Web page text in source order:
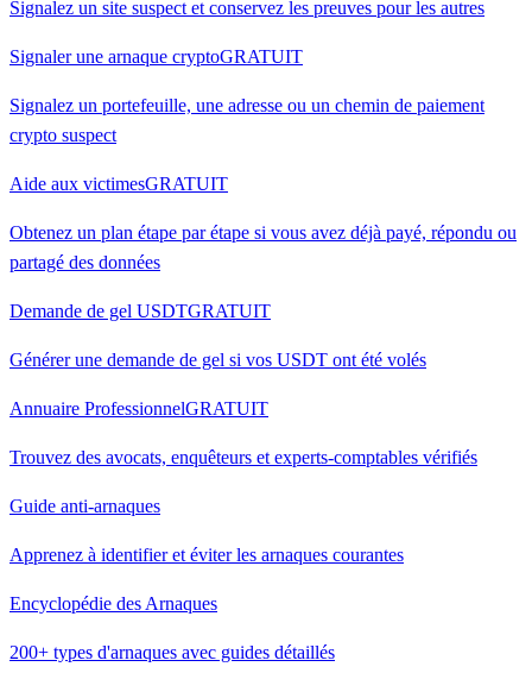
Signalez un site suspect et conservez les preuves pour les autres
Signaler une arnaque cryptoGRATUIT
Signalez un portefeuille, une adresse ou un chemin de paiement
crypto suspect
Aide aux victimesGRATUIT
Obtenez un plan étape par étape si vous avez déjà payé, répondu ou
partagé des données
Demande de gel USDTGRATUIT
Générer une demande de gel si vos USDT ont été volés
Annuaire ProfessionnelGRATUIT
Trouvez des avocats, enquêteurs et experts-comptables vérifiés
Guide anti-arnaques
Apprenez à identifier et éviter les arnaques courantes
Encyclopédie des Arnaques
200+ types d'arnaques avec guides détaillés